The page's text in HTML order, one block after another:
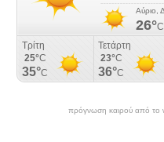
πρόγνωση καιρού από το